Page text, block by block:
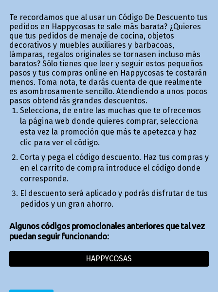
Te recordamos que al usar un Código De Descuento tus
pedidos en Happycosas te sale más barata? ¿Quieres
que tus pedidos de menaje de cocina, objetos
decorativos y muebles auxiliares y barbacoas,
lámparas, regalos originales se tornasen incluso más
baratos? Sólo tienes que leer y seguir estos pequeños
pasos y tus compras online en Happycosas te costarán
menos. Toma nota, te darás cuenta de que realmente
es asombrosamente sencillo. Atendiendo a unos pocos
pasos obtendrás grandes descuentos.
Selecciona, de entre las muchas que te ofrecemos
la página web donde quieres comprar, selecciona
esta vez la promoción que más te apetezca y haz
clic para ver el código.
Corta y pega el código descuento. Haz tus compras y
en el carrito de compra introduce el código donde
corresponde.
El descuento será aplicado y podrás disfrutar de tus
pedidos y un gran ahorro.
Algunos códigos promocionales anteriores que tal vez
puedan seguir funcionando:
HAPPYCOSAS